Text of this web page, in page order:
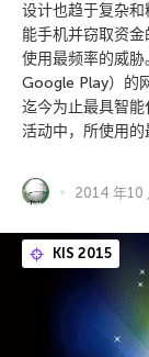
设计也趋于复杂
能手机并窃取资
使用最频率的威胁
Google Play）的
迄今为止最具智
活动中，所使用
2014 年10
KIS 2015